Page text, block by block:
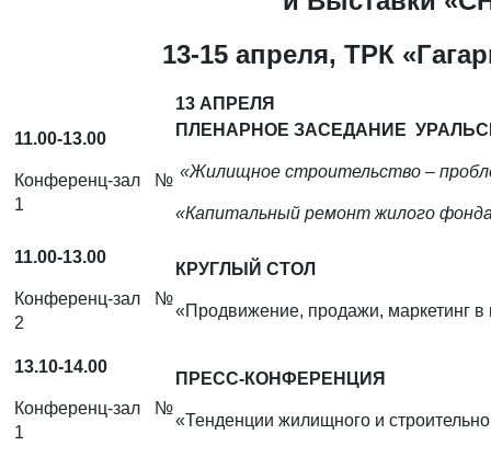
13-15 апреля, ТРК
13 АПРЕЛЯ
11.00-13.00
Конференц-зал №
1
ПЛЕНАРНОЕ ЗАСЕДАНИЕ
«Жилищное строительство –
«Капитальный ремонт жилого
11.00-13.00
Конференц-зал №
2
КРУГЛЫЙ СТОЛ
«Продвижение, продажи, маркетинг в
13.10-14.00
Конференц-зал №
1
ПРЕСС-КОНФЕРЕНЦИЯ
«Тенденции жилищного и